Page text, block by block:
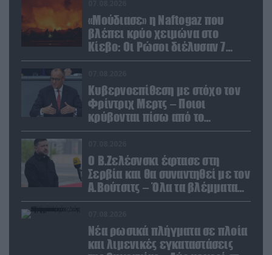
«Μούδιασε» η Naftogaz που
βλέπει κρύο χειμώνα στο
Κίεβο: Οι Ρώσοι διέλυσαν 7
εγκαταστάσεις του ουκρανικού
Κυβερνοεπίθεση με στόχο τον
Φρίντριχ Μερτς – Ποιοι
κρύβονται πίσω από το
παραποιημένο βίντεο
Ο Β.Ζελέσνσκι έφτασε στη
Σερβία και θα συναντηθεί με τον
Α.Βούτσιτς – Όλα τα βλέμματα
στις σχέσεις με τη Ρωσία
Νέα ρωσικά πλήγματα σε πλοία
και λιμενικές εγκαταστάσεις